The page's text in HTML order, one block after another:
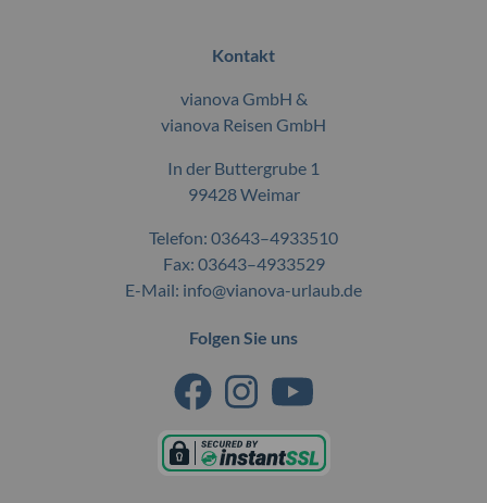
Kontakt
vianova GmbH &
vianova Reisen GmbH
In der Buttergrube 1
99428 Weimar
Telefon: 03643–4933510
Fax: 03643–4933529
E-Mail: info@vianova-urlaub.de
Folgen Sie uns